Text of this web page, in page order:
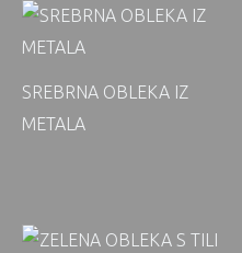
SREBRNA OBLEKA IZ
METALA